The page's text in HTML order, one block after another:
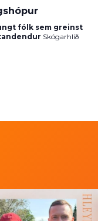
fólk sem greinst
Skógarhlíð